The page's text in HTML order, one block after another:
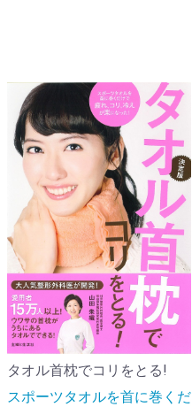
タオル首枕でコリをとる!
スポーツタオルを首に巻くだ